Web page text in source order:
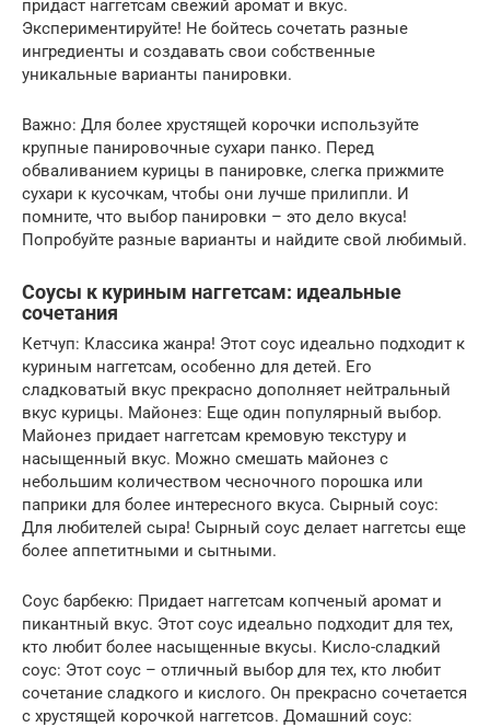
придаст наггетсам свежий аромат и вкус.
Экспериментируйте! Не бойтесь сочетать разные
ингредиенты и создавать свои собственные
уникальные варианты панировки.
Важно: Для более хрустящей корочки используйте
крупные панировочные сухари панко. Перед
обваливанием курицы в панировке, слегка прижмите
сухари к кусочкам, чтобы они лучше прилипли. И
помните, что выбор панировки – это дело вкуса!
Попробуйте разные варианты и найдите свой любимый.
Соусы к куриным наггетсам: идеальные
сочетания
Кетчуп: Классика жанра! Этот соус идеально подходит к
куриным наггетсам, особенно для детей. Его
сладковатый вкус прекрасно дополняет нейтральный
вкус курицы. Майонез: Еще один популярный выбор.
Майонез придает наггетсам кремовую текстуру и
насыщенный вкус. Можно смешать майонез с
небольшим количеством чесночного порошка или
паприки для более интересного вкуса. Сырный соус:
Для любителей сыра! Сырный соус делает наггетсы еще
более аппетитными и сытными.
Соус барбекю: Придает наггетсам копченый аромат и
пикантный вкус. Этот соус идеально подходит для тех,
кто любит более насыщенные вкусы. Кисло-сладкий
соус: Этот соус – отличный выбор для тех, кто любит
сочетание сладкого и кислого. Он прекрасно сочетается
с хрустящей корочкой наггетсов. Домашний соус: